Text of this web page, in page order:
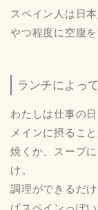
スペイン人は日
やつ程度に空腹
ランチによっ
わたしは仕事の
メインに摂るこ
焼くか、スープ
け。
調理ができるだ
ばスペインっぽい